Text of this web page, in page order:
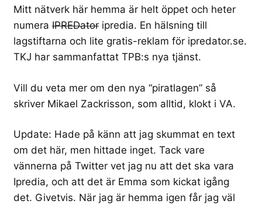
Mitt nätverk här hemma är helt öppet och heter
numera IPREDator ipredia. En hälsning till
lagstiftarna och lite gratis-reklam för ipredator.se.
TKJ har sammanfattat TPB:s nya tjänst.
Vill du veta mer om den nya “piratlagen” så
skriver Mikael Zackrisson, som alltid, klokt i VA.
Update: Hade på känn att jag skummat en text
om det här, men hittade inget. Tack vare
vännerna på Twitter vet jag nu att det ska vara
Ipredia, och att det är Emma som kickat igång
det. Givetvis. När jag är hemma igen får jag väl